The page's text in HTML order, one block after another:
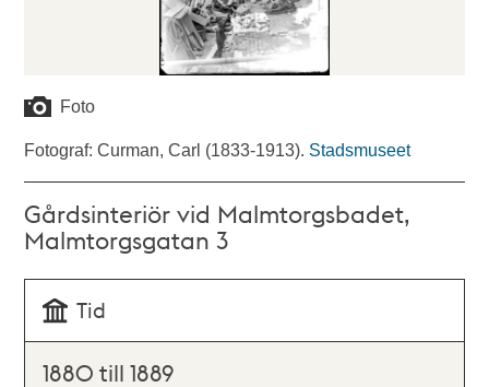
Foto
Fotograf: Curman, Carl (1833-1913). Stadsmuseet
Gårdsinteriör vid Malmtorgsbadet,
Malmtorgsgatan 3
Tid
1880 till 1889